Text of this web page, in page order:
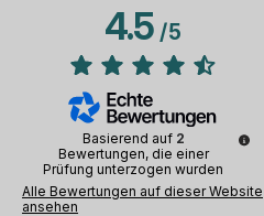
4.5/5
Basierend auf 2
Bewertungen, die einer
Prüfung unterzogen wurden
Alle Bewertungen auf dieser Website
ansehen